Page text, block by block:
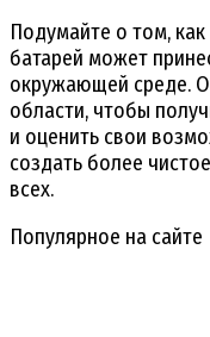
Подумайте о том,
батарей может
окружающей среде.
области, чтобы
и оценить свои
создать более
всех.
Популярное на сайте